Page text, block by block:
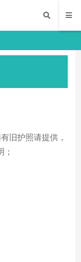
旧护照请提供，